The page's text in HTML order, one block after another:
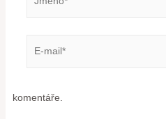
komentáře.